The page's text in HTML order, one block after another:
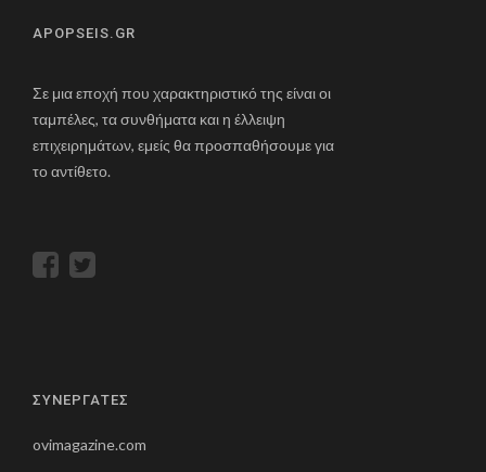
APOPSEIS.GR
Σε μια εποχή που χαρακτηριστικό της είναι οι
ταμπέλες, τα συνθήματα και η έλλειψη
επιχειρημάτων, εμείς θα προσπαθήσουμε για
το αντίθετο.
ΣΥΝΕΡΓΑΤΕΣ
ovimagazine.com